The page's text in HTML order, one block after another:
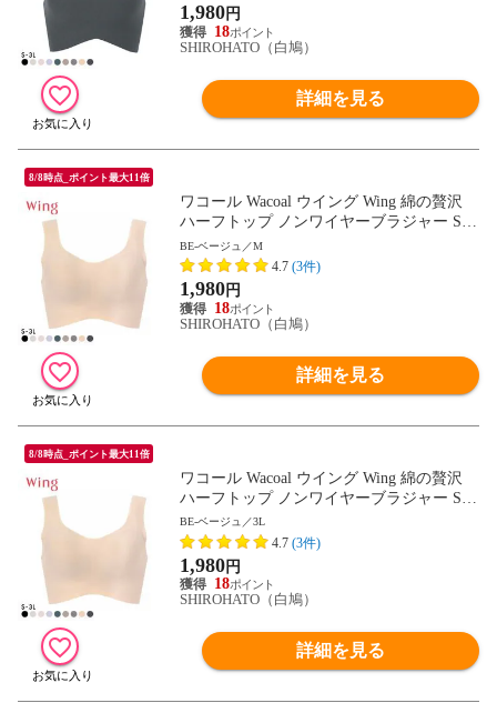
1,980円
18
SHIROHATO（白鳩）
詳細を見る
8/8時点_ポイント最大11倍
ワコール Wacoal ウイング Wing 綿の贅沢
ハーフトップ ノンワイヤーブラジャー S-3
L ワイヤレスブラ 耐静電気 吸放湿
BE-ベージュ／M
4.7 (3件)
1,980円
18
SHIROHATO（白鳩）
詳細を見る
8/8時点_ポイント最大11倍
ワコール Wacoal ウイング Wing 綿の贅沢
ハーフトップ ノンワイヤーブラジャー S-3
L ワイヤレスブラ 耐静電気 吸放湿
BE-ベージュ／3L
4.7 (3件)
1,980円
18
SHIROHATO（白鳩）
詳細を見る